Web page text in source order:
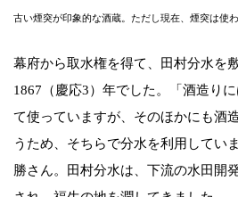
古い煙突が印象的な酒蔵。ただし現在、煙突は使
幕府から取水権を得て、田村分水を
1867（慶応3）年でした。「酒造り
て使っていますが、そのほかにも酒
うため、そちらで分水を利用してい
勝さん。田村分水は、下流の水田開